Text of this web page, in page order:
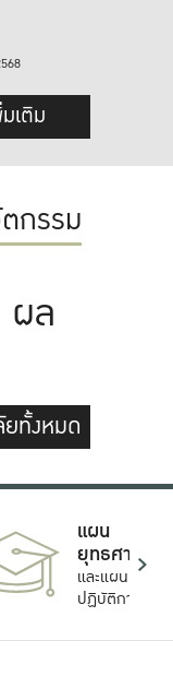
เติม
กรรม
ผล
ยทั้งหมด
แผน
ยุทธศาสตร์
และแผน
ปฏิบัติการ